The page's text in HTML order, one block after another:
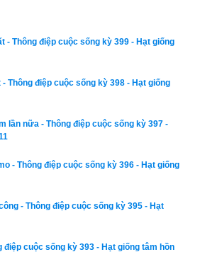
minh rằng chồng bà sai bằng cách
Có thời gian bà phải làm việc tới 90
nhà văn tự do. Tự lập quả là một điều
cho phép bất cứ ai gò ép hoặc cố
của mình. Và chính nhờ tính tự lập mà
tác và bay lượn trong thế giới văn
tác phẩm thế Joy Luck Club với việc
- Thông điệp cuộc sống kỳ 399 - Hạt giống
Thông điệp cuộc sống kỳ 398 - Hạt giống
lần nữa - Thông điệp cuộc sống kỳ 397 -
- Thông điệp cuộc sống kỳ 396 - Hạt giống
- Thông điệp cuộc sống kỳ 395 - Hạt
điệp cuộc sống kỳ 393 - Hạt giống tâm hồn